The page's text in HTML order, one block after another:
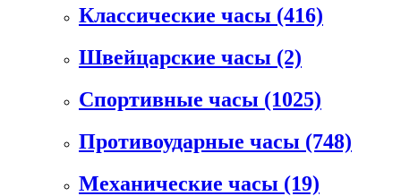
Классические часы (416)
Швейцарские часы (2)
Спортивные часы (1025)
Противоударные часы (748)
Механические часы (19)